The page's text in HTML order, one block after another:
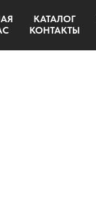
КАТАЛОГ
КОНТАКТЫ